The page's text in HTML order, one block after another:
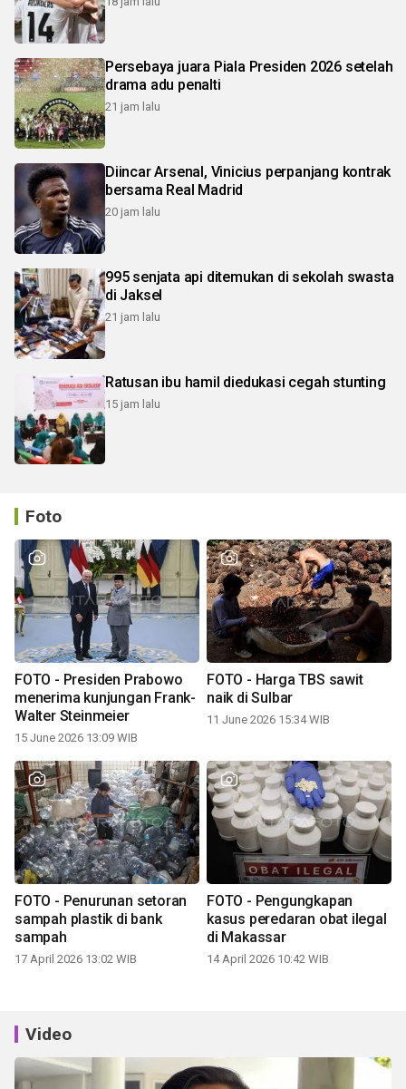
Persebaya juara Piala Presiden 2026 setelah
drama adu penalti
21 jam lalu
Diincar Arsenal, Vinicius perpanjang kontrak
bersama Real Madrid
20 jam lalu
995 senjata api ditemukan di sekolah swasta
di Jaksel
21 jam lalu
Ratusan ibu hamil diedukasi cegah stunting
15 jam lalu
Foto
FOTO - Presiden Prabowo
menerima kunjungan Frank-
Walter Steinmeier
15 June 2026 13:09 WIB
FOTO - Harga TBS sawit
naik di Sulbar
11 June 2026 15:34 WIB
FOTO - Penurunan setoran
sampah plastik di bank
sampah
17 April 2026 13:02 WIB
FOTO - Pengungkapan
kasus peredaran obat ilegal
di Makassar
14 April 2026 10:42 WIB
Video